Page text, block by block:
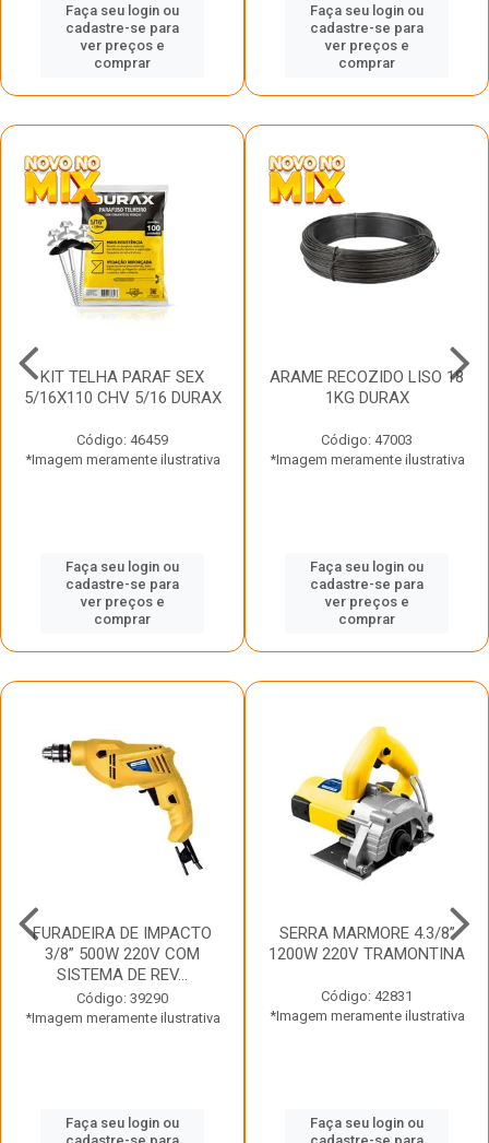
Faça seu login ou
cadastre-se para
ver preços e
comprar
Faça seu login ou
cadastre-se para
ver preços e
comprar
KIT TELHA PARAF SEX
5/16X110 CHV 5/16 DURAX
Código: 46459
*Imagem meramente ilustrativa
Faça seu login ou
cadastre-se para
ver preços e
comprar
ARAME RECOZIDO LISO 18
1KG DURAX
Código: 47003
*Imagem meramente ilustrativa
Faça seu login ou
cadastre-se para
ver preços e
comprar
FURADEIRA DE IMPACTO
3/8” 500W 220V COM
SISTEMA DE REV...
Código: 39290
*Imagem meramente ilustrativa
Faça seu login ou
SERRA MARMORE 4.3/8”
1200W 220V TRAMONTINA
Código: 42831
*Imagem meramente ilustrativa
Faça seu login ou